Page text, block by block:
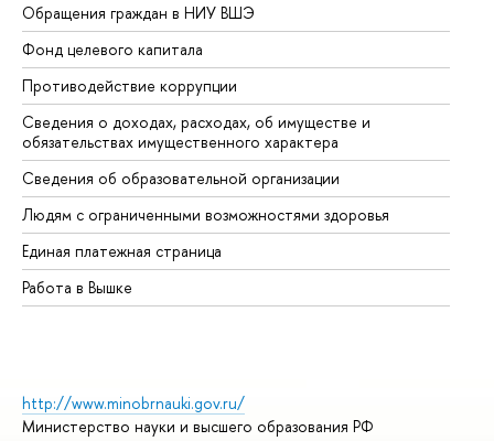
Обращения граждан в НИУ ВШЭ
Фонд целевого капитала
Противодействие коррупции
Сведения о доходах, расходах, об имуществе и
обязательствах имущественного характера
Сведения об образовательной организации
Людям с ограниченными возможностями здоровья
Единая платежная страница
Работа в Вышке
http://www.minobrnauki.gov.ru/
Министерство науки и высшего образования РФ